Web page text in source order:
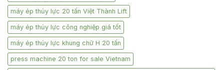
máy ép thủy lực 20 tấn Việt Thành Lift
máy ép thủy lực công nghiệp giá tốt
máy ép thủy lực khung chữ H 20 tấn
press machine 20 ton for sale Vietnam